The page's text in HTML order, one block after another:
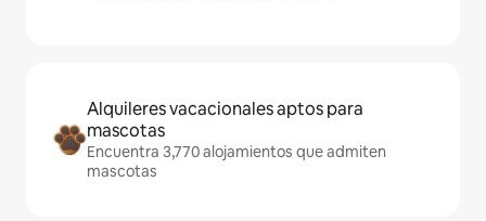
Alquileres vacacionales aptos para
mascotas
Encuentra 3,770 alojamientos que admiten
mascotas